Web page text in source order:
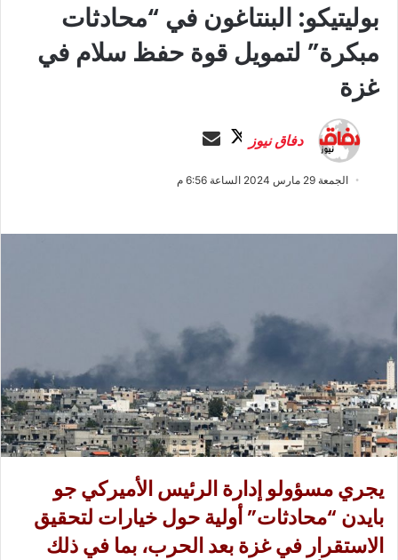
بوليتيكو: البنتاغون في “محادثات
مبكرة” لتمويل قوة حفظ سلام في
غزة
دفاق نيوز
ت
ب
ل
س
ر
إ
ك
ت
ر
و
ن
ا
الجمعة 29 مارس 2024 الساعة 6:56 م
يجري مسؤولو إدارة الرئيس الأميركي جو
بايدن “محادثات” أولية حول خيارات لتحقيق
الاستقرار في غزة بعد الحرب، بما في ذلك